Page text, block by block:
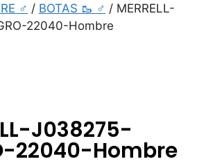
♂ / BOTAS 🥾 ♂ / MERRELL-
22040-Hombre
J038275-
22040-Hombre